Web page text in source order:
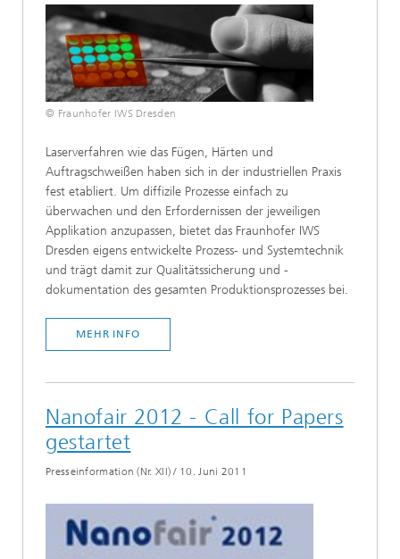
© Fraunhofer IWS Dresden
Laserverfahren wie das Fügen, Härten und
Auftragschweißen haben sich in der industriellen Praxis
fest etabliert. Um diffizile Prozesse einfach zu
überwachen und den Erfordernissen der jeweiligen
Applikation anzupassen, bietet das Fraunhofer IWS
Dresden eigens entwickelte Prozess- und Systemtechnik
und trägt damit zur Qualitätssicherung und -
dokumentation des gesamten Produktionsprozesses bei.
MEHR INFO
Nanofair 2012 - Call for Papers
gestartet
Presseinformation (Nr. XII)/ 10. Juni 2011